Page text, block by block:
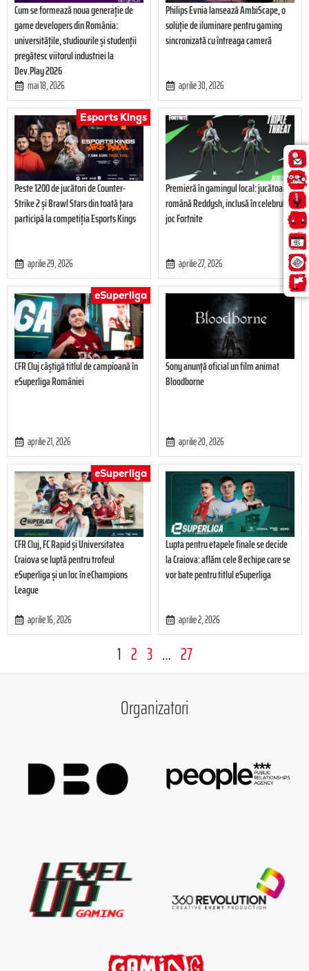
Cum se formează noua generație de
game developers din România:
universitățile, studiourile și studenții
pregătesc viitorul industriei la
Dev.Play 2026
mai 18, 2026
Philips Evnia lansează AmbiScape, o
soluție de iluminare pentru gaming
sincronizată cu întreaga cameră
aprilie 30, 2026
Esports Kings
Peste 1200 de jucători de Counter-
Strike 2 și Brawl Stars din toată țara
participă la competiția Esports Kings
aprilie 29, 2026
Premieră în gamingul local: jucătoarea
română Reddysh, inclusă în celebrul
joc Fortnite
aprilie 27, 2026
eSuperliga
CFR Cluj câștigă titlul de campioană în
eSuperliga României
aprilie 21, 2026
Sony anunță oficial un film animat
Bloodborne
aprilie 20, 2026
eSuperliga
CFR Cluj, FC Rapid și Universitatea
Craiova se luptă pentru trofeul
eSuperliga și un loc în eChampions
League
aprilie 16, 2026
Lupta pentru etapele finale se decide
la Craiova: aflăm cele 8 echipe care se
vor bate pentru titlul eSuperliga
aprilie 2, 2026
1 2 3 … 27
Organizatori